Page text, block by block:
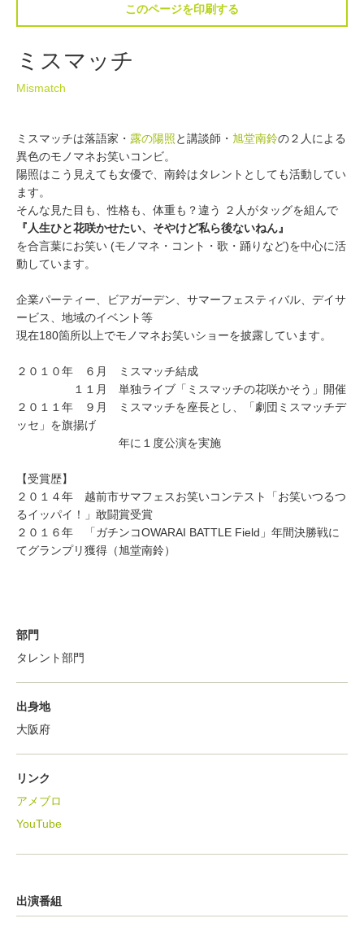
このページを印刷する
ミスマッチ
Mismatch
ミスマッチは落語家・ 露の陽照と講談師・ 旭堂南鈴の２人による
異色のモノマネお笑いコンビ。
陽照はこう見えても女優で、南鈴はタレントとしても活動してい
ます。
そんな見た目も、性格も、体重も？違う ２人がタッグを組んで
『人生ひと花咲かせたい、そやけど私ら後ないねん』
を合言葉にお笑い (モノマネ・コント・歌・踊りなど)を中心に活
動しています。
企業パーティー、ビアガーデン、サマーフェスティバル、デイサ
ービス、地域のイベント等
現在180箇所以上でモノマネお笑いショーを披露しています。
２０１０年 ６月 ミスマッチ結成
１１月 単独ライブ「ミスマッチの花咲かそう」開催
２０１１年 ９月 ミスマッチを座長とし、「劇団ミスマッチデ
ッセ」を旗揚げ
年に１度公演を実施
【受賞歴】
２０１４年 越前市サマフェスお笑いコンテスト「お笑いつるつ
るイッパイ！」敢闘賞受賞
２０１６年 「ガチンコOWARAI BATTLE Field」年間決勝戦に
てグランプリ獲得（旭堂南鈴）
部門
タレント部門
出身地
大阪府
リンク
アメブロ
YouTube
出演番組